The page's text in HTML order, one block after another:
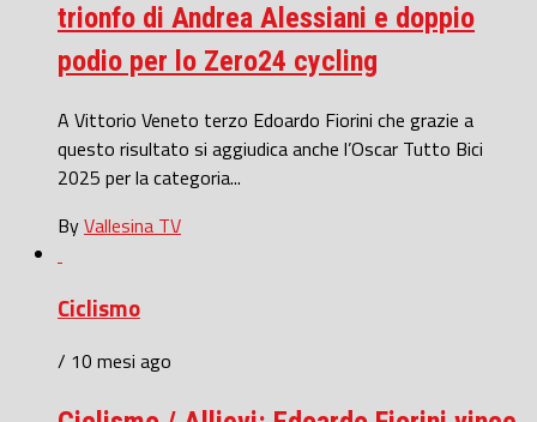
trionfo di Andrea Alessiani e doppio
podio per lo Zero24 cycling
A Vittorio Veneto terzo Edoardo Fiorini che grazie a
questo risultato si aggiudica anche l’Oscar Tutto Bici
2025 per la categoria...
ByVallesina TV
Ciclismo
/ 10 mesi ago